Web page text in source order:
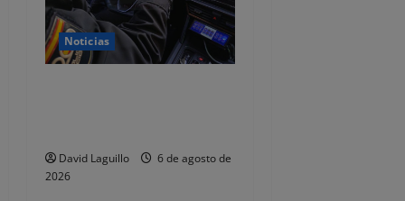
Noticias
David Laguillo
6 de agosto de
2026